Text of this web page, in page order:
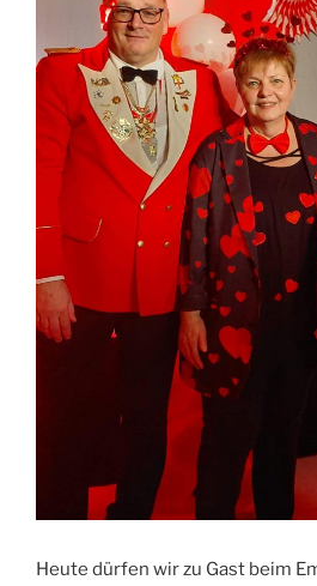
Heute dürfen wir zu Gast beim